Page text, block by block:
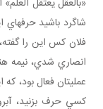
شاگرد باشيد حرف
فلان کس اين را
انصاري شدي، نيمه
عملي تان فعال بود،
کسي حرف بزنيد،